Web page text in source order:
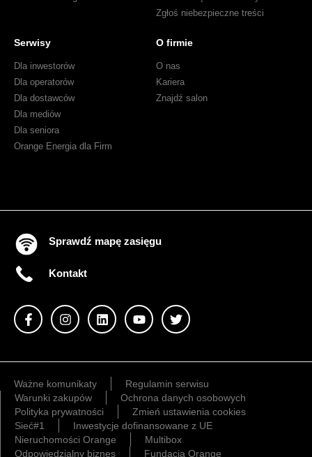
Zgłoś niebezpieczne treści
Serwisy
Dla inwestorów
Dla operatorów
Dla dostawców
Dla mediów
Dla seniora
Orange Energia dla Firm
O firmie
O nas
Kariera
Znajdź salon
Sprawdź mapę zasięgu
Kontakt
Ważne komunikaty
Regulamin serwisu
Warunki zakupów
Ochrona danych osobowych
Polityka prywatności
Zmień ustawienia cookies
Sieć#1
Inwestycje dofinansowane z UE
Nieruchomości Orange
Multibox
Odpowiedzialny biznes
Fundacja Orange